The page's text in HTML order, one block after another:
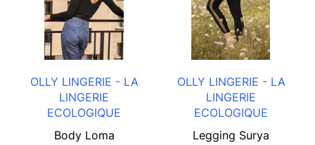
OLLY LINGERIE - LA
LINGERIE
ECOLOGIQUE
Body Loma
OLLY LINGERIE - LA
LINGERIE
ECOLOGIQUE
Legging Surya